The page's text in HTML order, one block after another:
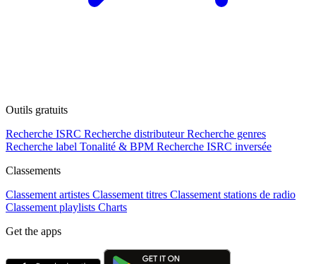
Outils gratuits
Recherche ISRC Recherche distributeur Recherche genres
Recherche label Tonalité & BPM Recherche ISRC inversée
Classements
Classement artistes Classement titres Classement stations de radio
Classement playlists Charts
Get the apps